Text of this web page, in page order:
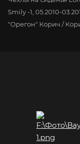
Smily -1, 05.2010-
"Орегон" Корич /